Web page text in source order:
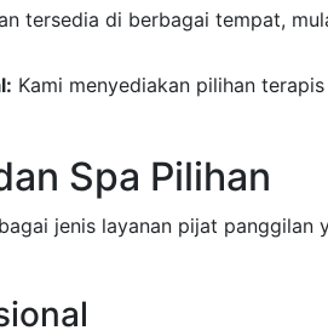
tersedia di berbagai tempat,
Kami menyediakan pilihan
Spa Pilihan
jenis layanan pijat panggilan